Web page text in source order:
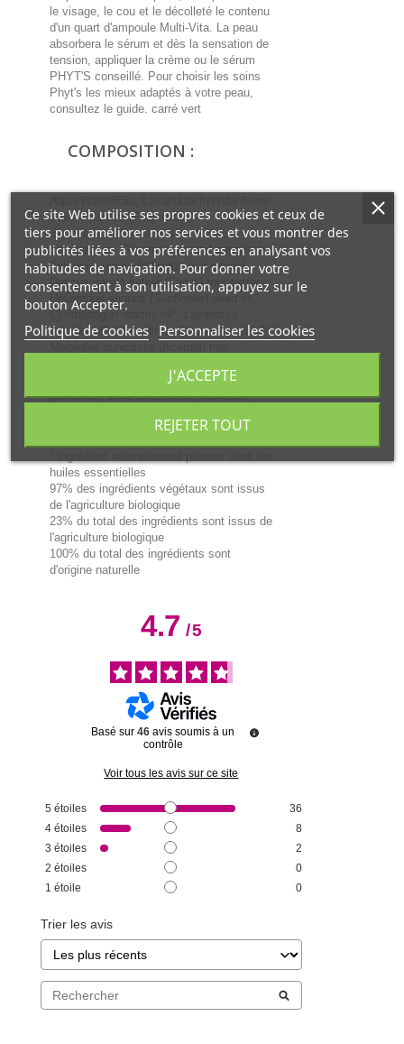
le visage, le cou et le décolleté le contenu
d'un quart d'ampoule Multi-Vita. La peau
absorbera le sérum et dès la sensation de
tension, appliquer la crème ou le sérum
PHYT'S conseillé. Pour choisir les soins
Phyt's les mieux adaptés à votre peau,
consultez le guide. carré vert
COMPOSITION :
water*, parfum (Fragrance),
Saccharomyces cerevisiae extract,
carrageenan, Glycerin, glyceryl caprylate,
Triticum vulgare (Wheat) seed extract,
Daucus carota sativa (Carrot) root extract,
Helianthus annuus (Sunflower) seed oil,
Cymbopogon martini oil*, Lavandula
hybrida oil*, Citrus limon (Lemon) peel oil*,
Gentiana lutea root extract*, zinc
gluconate, citric acid, citral°, farnesol°,
*ingrédient d’origine Biologique
huiles essentielles
97% des ingrédients végétaux sont issus
de l'agriculture biologique
23% du total des ingrédients sont issus de
l'agriculture biologique
100% du total des ingrédients sont
d'origine naturelle
4.7/5
Basé sur46 avis soumis à un
contrôle
Voir tous les avis sur ce site
5 étoiles
36
4 étoiles
8
3 étoiles
2
2 étoiles
0
1 étoile 0
Trier les avis
Ce site Web utilise ses propres cookies et ceux de
tiers pour améliorer nos services et vous montrer des
publicités liées à vos préférences en analysant vos
habitudes de navigation. Pour donner votre
consentement à son utilisation, appuyez sur le
bouton Accepter.
Politique de cookies Personnaliser les cookies
REJETER TOUT
J'ACCEPTE